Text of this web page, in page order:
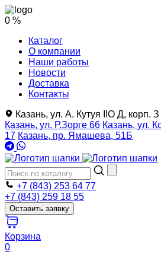
0 %
Каталог
О компании
Наши работы
Новости
Доставка
Контакты
Казань, ул. А. Кутуя IIO Д, корп. З
Казань, ул. Р.Зорге 66 Казань, ул.
17 Казань, пр. Ямашева, 51Б
+7 (843) 253 64 77
+7 (843) 259 18 55
Оставить заявку
Корзина
0